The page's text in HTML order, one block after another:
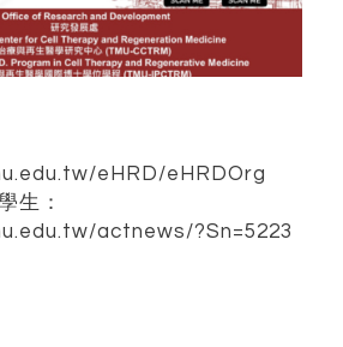
eHRD/eHRDOrg
生：
actnews/?Sn=5223